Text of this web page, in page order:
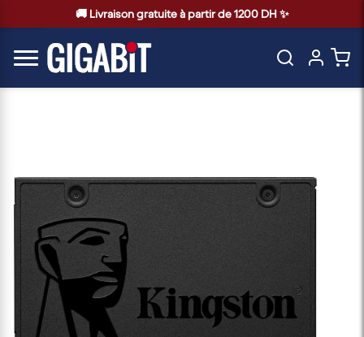
🚚 Livraison gratuite à partir de 1200 DH ✨